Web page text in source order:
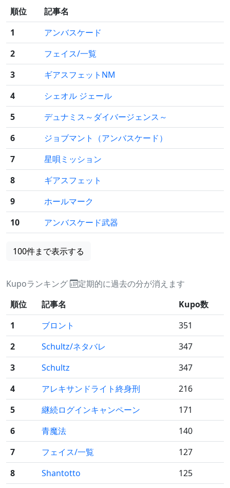
順位
記事名
1
アンバスケード
2
フェイス/一覧
3
ギアスフェットNM
4
シェオル ジェール
5
デュナミス～ダイバージェンス～
6
ジョブマント（アンバスケード）
7
星唄ミッション
8
ギアスフェット
9
ホールマーク
10
アンバスケード武器
100件まで表示する
Kupoランキング
定期的に過去の分が消えます
順位
記事名
Kupo数
1
ブロント
351
2
Schultz/ネタバレ
347
3
Schultz
347
4
アレキサンドライト終身刑
216
5
継続ログインキャンペーン
171
6
青魔法
140
7
フェイス/一覧
127
8
Shantotto
125